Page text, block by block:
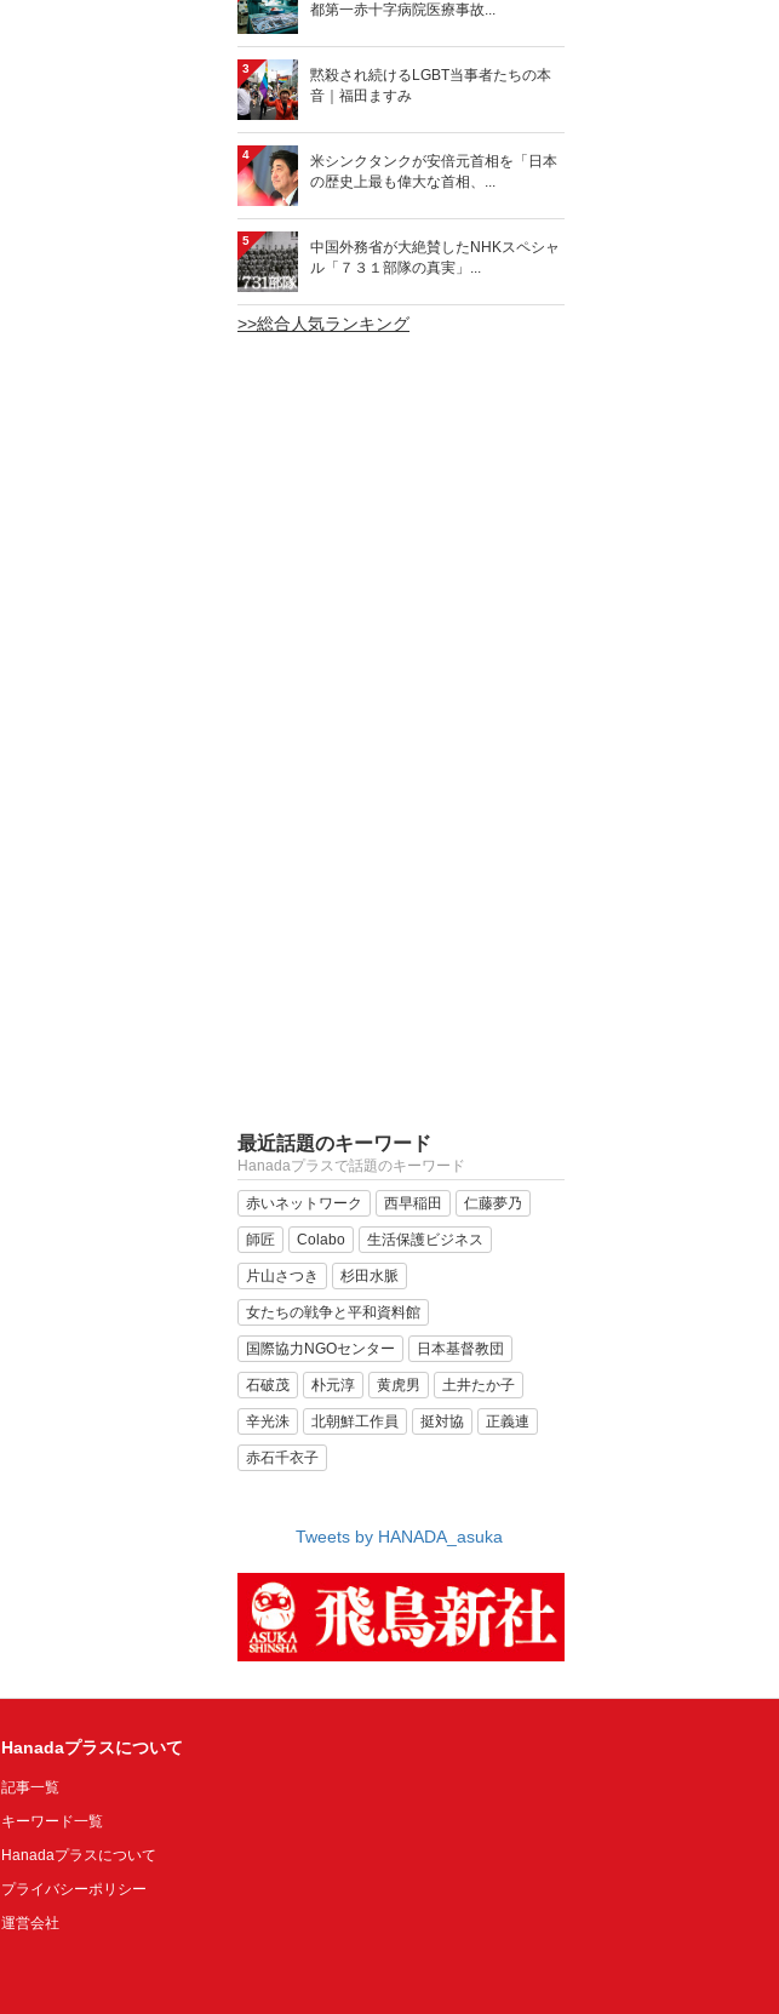
都第一赤十字病院医療事故...
3
黙殺され続けるLGBT当事者たちの本
音｜福田ますみ
4
米シンクタンクが安倍元首相を「日本
の歴史上最も偉大な首相、...
5
中国外務省が大絶賛したNHKスペシャ
ル「７３１部隊の真実」...
>>総合人気ランキング
最近話題のキーワード
Hanadaプラスで話題のキーワード
赤いネットワーク 西早稲田 仁藤夢乃
師匠 Colabo 生活保護ビジネス
片山さつき 杉田水脈
女たちの戦争と平和資料館
国際協力NGOセンター 日本基督教団
石破茂 朴元淳 黄虎男 土井たか子
辛光洙 北朝鮮工作員 挺対協 正義連
赤石千衣子
Tweets by HANADA_asuka
Hanadaプラスについて
記事一覧
キーワード一覧
Hanadaプラスについて
プライバシーポリシー
運営会社